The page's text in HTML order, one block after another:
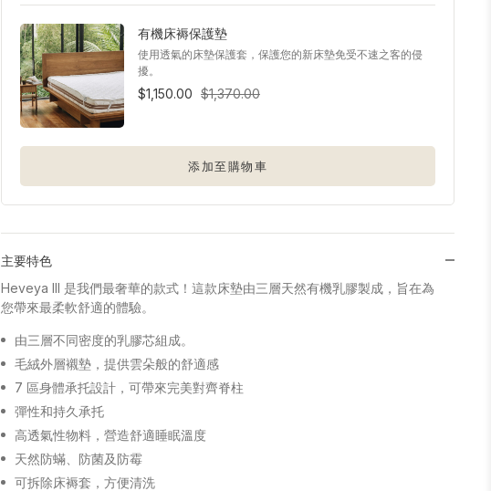
有機床褥保護墊
使用透氣的床墊保護套，保護您的新床墊免受不速之客的侵
擾。
$1,150.00 $1,370.00
添加至購物車
主要特色
Heveya III 是我們最奢華的款式！這款床墊由三層天然有機乳膠製成，旨在為
您帶來最柔軟舒適的體驗。
由三層不同密度的乳膠芯組成。
毛絨外層襯墊，提供雲朵般的舒適感
7 區身體承托設計，可帶來完美對齊脊柱
彈性和持久承托
高透氣性物料，營造舒適睡眠溫度
天然防蟎、防菌及防霉
可拆除床褥套，方便清洗